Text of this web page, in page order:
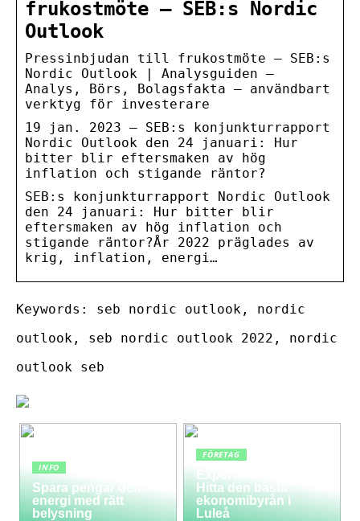
frukostmöte – SEB:s Nordic
Outlook
Pressinbjudan till frukostmöte – SEB:s
Nordic Outlook | Analysguiden –
Analys, Börs, Bolagsfakta – användbart
verktyg för investerare
19 jan. 2023 — SEB:s konjunkturrapport
Nordic Outlook den 24 januari: Hur
bitter blir eftersmaken av hög
inflation och stigande räntor?
SEB:s konjunkturrapport Nordic Outlook
den 24 januari: Hur bitter blir
eftersmaken av hög inflation och
stigande räntor?År 2022 präglades av
krig, inflation, energi…
Keywords: seb nordic outlook, nordic
outlook, seb nordic outlook 2022, nordic
outlook seb
INFO
Spara pengar och
energi med rätt
belysning
FÖRETAG
Expertis och service:
Hitta den bästa
ekonomibyrån i
Luleå